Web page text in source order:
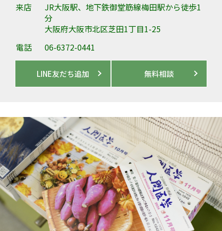
来店
JR大阪駅、地下鉄御堂筋線梅田駅から徒歩1
分
大阪府大阪市北区芝田1丁目1-25
電話
06-6372-0441
LINE友だち追加 無料相談